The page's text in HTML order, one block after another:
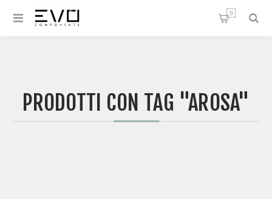
0
PRODOTTI CON TAG "AROSA"